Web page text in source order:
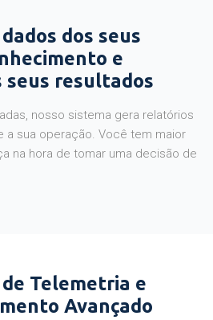
dos seus
e
seus resultados
nosso sistema gera relatórios
a sua operação. Você tem maior
na hora de tomar uma decisão de
Telemetria e
Avançado